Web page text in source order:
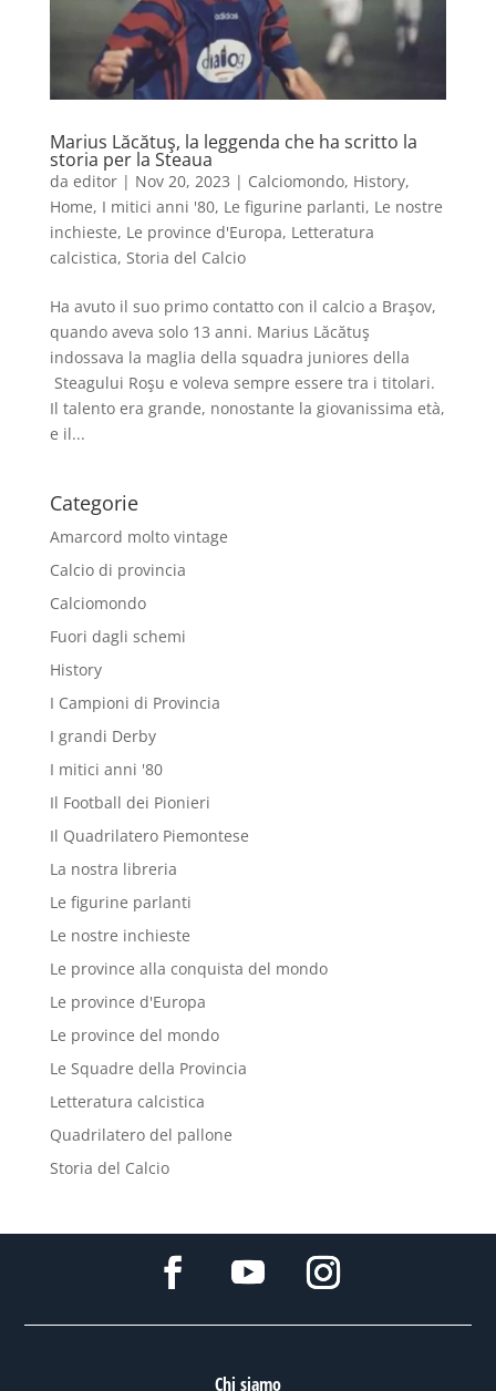
Marius Lăcătuş, la leggenda che ha scritto la
storia per la Steaua
da editor| Nov 20, 2023 | Calciomondo, History,
Home, I mitici anni '80, Le figurine parlanti, Le nostre
inchieste, Le province d'Europa, Letteratura
calcistica, Storia del Calcio
Ha avuto il suo primo contatto con il calcio a Braşov,
quando aveva solo 13 anni. Marius Lăcătuş
indossava la maglia della squadra juniores della
Steagului Roşu e voleva sempre essere tra i titolari.
Il talento era grande, nonostante la giovanissima età,
e il...
Categorie
Amarcord molto vintage
Calcio di provincia
Calciomondo
Fuori dagli schemi
History
I Campioni di Provincia
I grandi Derby
I mitici anni '80
Il Football dei Pionieri
Il Quadrilatero Piemontese
La nostra libreria
Le figurine parlanti
Le nostre inchieste
Le province alla conquista del mondo
Le province d'Europa
Le province del mondo
Le Squadre della Provincia
Letteratura calcistica
Quadrilatero del pallone
Storia del Calcio
Chi siamo